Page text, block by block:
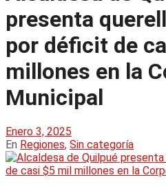
presenta
por déficit de
millones en la
Municipal
Enero 3, 2025
En Regiones, Sin categoría